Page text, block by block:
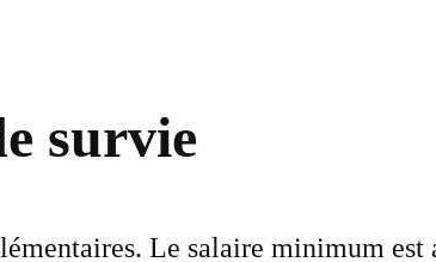
survie
Le salaire minimum est